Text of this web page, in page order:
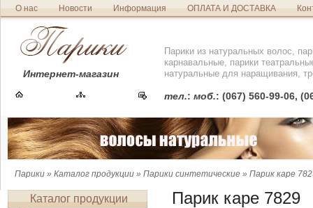
О нас Новости Информация ОПЛАТА И ДОСТАВКА
Интернет-магазин
Парики из натуральных волос,
карнавальные, парики
натуральные для наращивания,
тел.: моб.: (067) 560-99-06,
Парики » Каталог продукции » Парики синтетические » Парик каре
Каталог продукции Парик каре 7829